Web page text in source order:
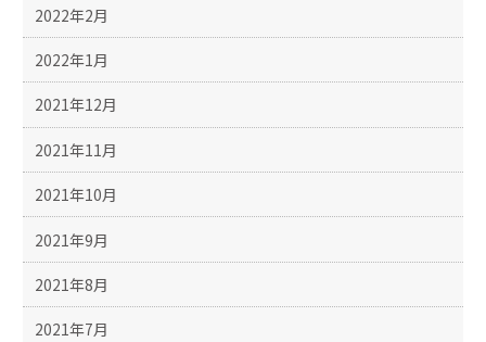
2022年2月
2022年1月
2021年12月
2021年11月
2021年10月
2021年9月
2021年8月
2021年7月